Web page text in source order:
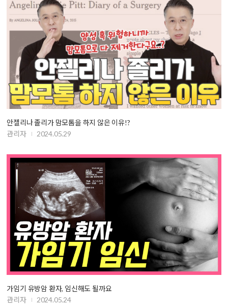
안젤리나 졸리가 맘모톰을 하지 않은 이유!?
관리자
2024.05.29
가임기 유방암 환자, 임신해도 될까요
관리자
2024.05.24